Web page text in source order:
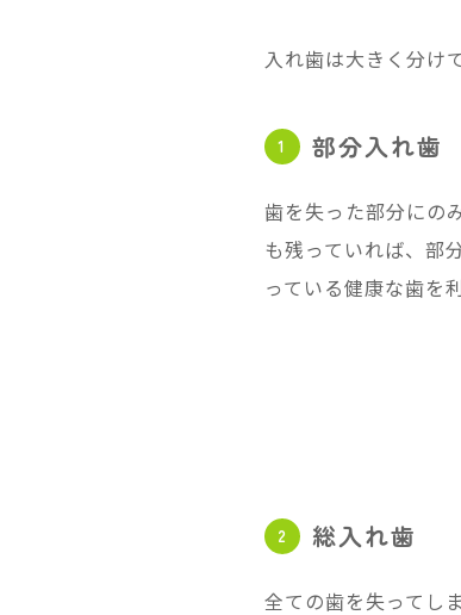
入れ歯は大きく分け
部分入れ歯
歯を失った部分にの
も残っていれば、部
っている健康な歯を
総入れ歯
全ての歯を失ってし